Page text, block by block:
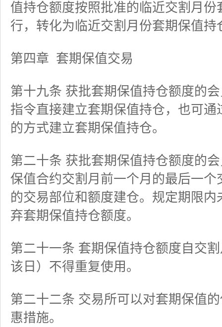
值持仓额度按照批准的临近交割月份
行，转化为临近交割月份套期保值持
第四章 套期保值交易
第十九条 获批套期保值持仓额度的
指令直接建立套期保值持仓，也可
的方式建立套期保值持仓。
第二十条 获批套期保值持仓额度的
保值合约交割月前一个月的最后一
的交易部位和额度建仓。规定期限
弃套期保值持仓额度。
第二十一条 套期保值持仓额度自交
该日）不得重复使用。
第二十二条 交易所可以对套期保值
惠措施。